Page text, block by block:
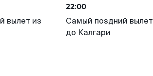
вылет из
22:00
Самый поздний вылет
до Калгари